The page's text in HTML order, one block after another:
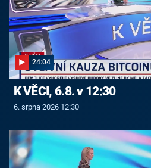
24:04
K VĚCI, 6.8. v 12:30
6. srpna 2026 12:30